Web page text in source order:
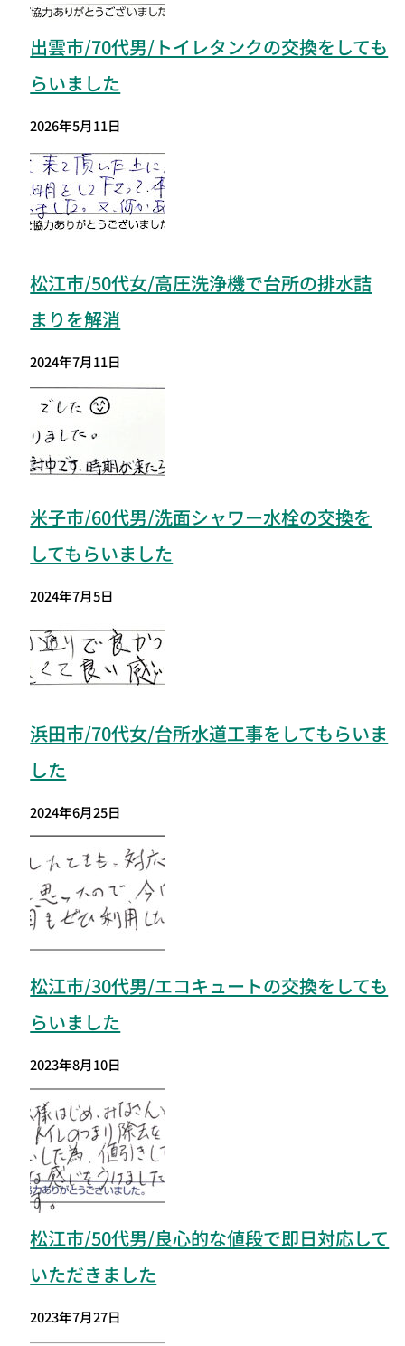
出雲市/70代男/トイレタンクの交換をしても
らいました
2026年5月11日
松江市/50代女/高圧洗浄機で台所の排水詰
まりを解消
2024年7月11日
米子市/60代男/洗面シャワー水栓の交換を
してもらいました
2024年7月5日
浜田市/70代女/台所水道工事をしてもらいま
した
2024年6月25日
松江市/30代男/エコキュートの交換をしても
らいました
2023年8月10日
松江市/50代男/良心的な値段で即日対応して
いただきました
2023年7月27日